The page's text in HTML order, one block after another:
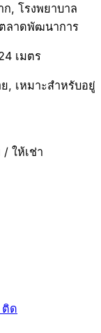
, โรงพยาบาล
ลาดพัฒนาการ
เมตร
, เหมาะสำหรับอยู่
ให้เช่า
ติด